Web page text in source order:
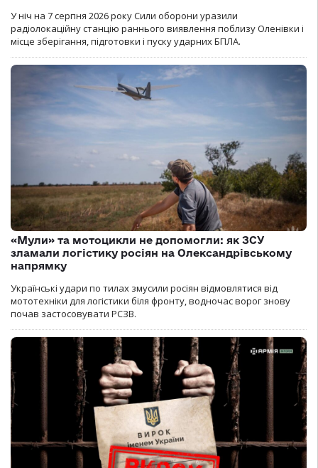
У ніч на 7 серпня 2026 року Сили оборони уразили
радіолокаційну станцію раннього виявлення поблизу Оленівки і
місце зберігання, підготовки і пуску ударних БПЛА.
«Мули» та мотоцикли не допомогли: як ЗСУ
зламали логістику росіян на Олександрівському
напрямку
Українські удари по тилах змусили росіян відмовлятися від
мототехніки для логістики біля фронту, водночас ворог знову
почав застосовувати РСЗВ.